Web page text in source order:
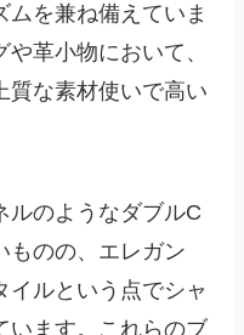
ムを兼ね備えていま
革小物において、
質な素材使いで高い
ルのようなダブルC
ものの、エレガン
イルという点でシャ
います。これらのブ